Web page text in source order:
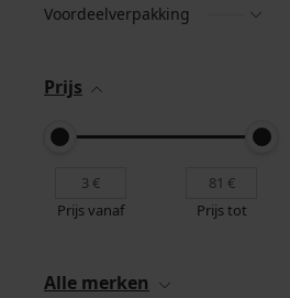
Voordeelverpakking
Prijs
Prijs vanaf Prijs tot
Alle merken